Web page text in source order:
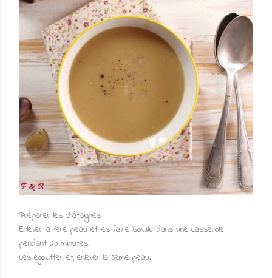
Préparer les châtaignes :
Enlever la 1ère peau et les faire bouillir dans une casserole
pendant 20 minutes.
Les égoutter et, enlever la 3ème peau.